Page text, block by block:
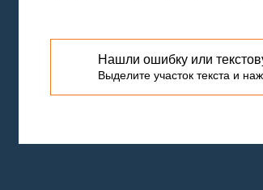
Нашли ошибку или
Выделите участок текста и